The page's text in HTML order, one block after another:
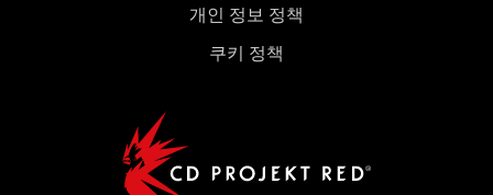
개인 정보 정책
쿠키 정책